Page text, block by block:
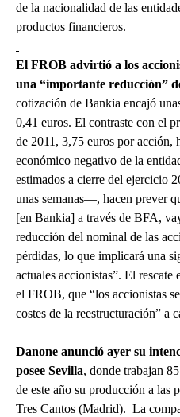
de la nacionalidad de las
productos financieros.
El FROB advirtió a los
una “importante reducción”
cotización de Bankia encajó
0,41 euros. El contraste con el
de 2011, 3,75 euros por
económico negativo de la
estimados a cierre del ejercicio
unas semanas—, hacen prever
[en Bankia] a través de BFA,
reducción del nominal de las
pérdidas, lo que implicará una
actuales accionistas”. El
el FROB, que “los accionistas
costes de la reestructuración” a
Danone anunció ayer su
posee Sevilla, donde trabajan
de este año su producción a las
Tres Cantos (Madrid). La